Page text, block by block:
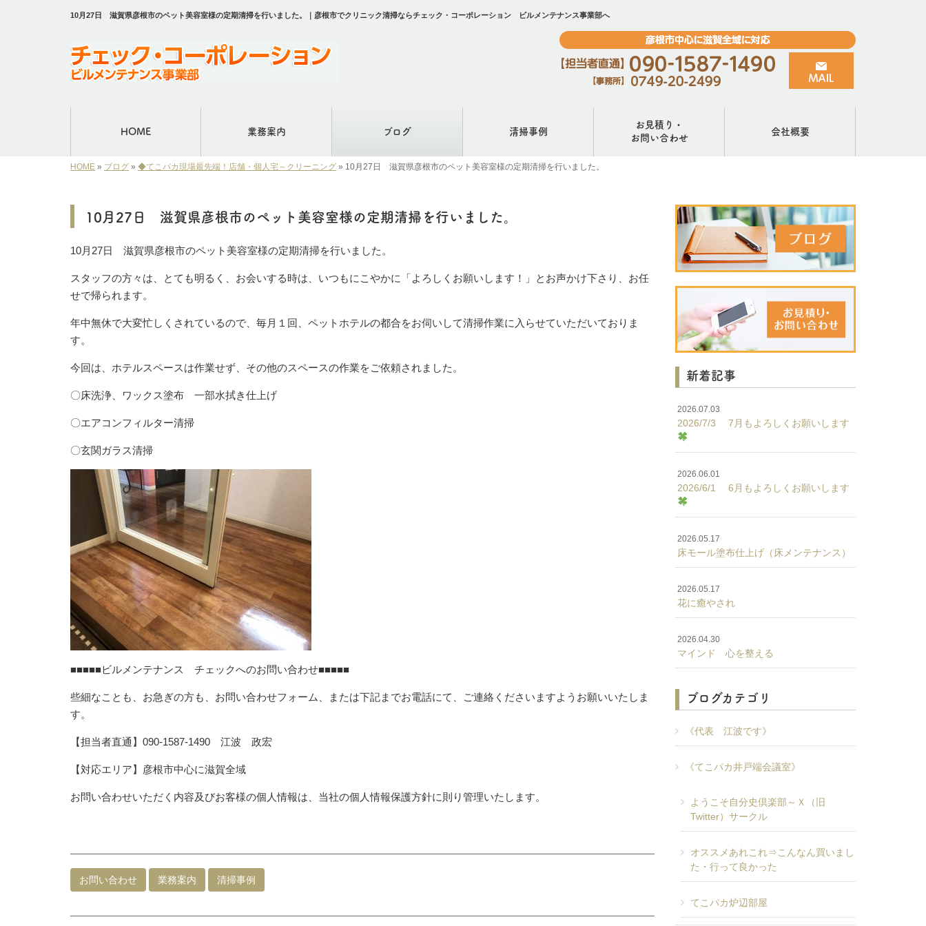
10月27日 滋賀県彦根市のペット美容室様の定期清掃を行いました。｜彦根市でクリニック清掃ならチェック・コーポレーション ビルメンテナンス事業部へ
HOME 業務案内 ブログ 清掃事例
お見積り・
お問い合わせ
会社概要
HOME » ブログ » ◆てこパカ現場最先端！店舗・個人宅～クリーニング » 10月27日 滋賀県彦根市のペット美容室様の定期清掃を行いました。
10月27日 滋賀県彦根市のペット美容室様の定期清掃を行いました。
10月27日 滋賀県彦根市のペット美容室様の定期清掃を行いました。
スタッフの方々は、とても明るく、お会いする時は、いつもにこやかに「よろしくお願いします！」とお声かけ下さり、お任
せで帰られます。
年中無休で大変忙しくされているので、毎月１回、ペットホテルの都合をお伺いして清掃作業に入らせていただいておりま
す。
今回は、ホテルスペースは作業せず、その他のスペースの作業をご依頼されました。
〇床洗浄、ワックス塗布 一部水拭き仕上げ
〇エアコンフィルター清掃
〇玄関ガラス清掃
■■■■■ビルメンテナンス チェックへのお問い合わせ■■■■■
些細なことも、お急ぎの方も、お問い合わせフォーム、または下記までお電話にて、ご連絡くださいますようお願いいたしま
す。
【担当者直通】090-1587-1490 江波 政宏
【対応エリア】彦根市中心に滋賀全域
お問い合わせいただく内容及びお客様の個人情報は、当社の個人情報保護方針に則り管理いたします。
お問い合わせ 業務案内 清掃事例
新着記事
2026.07.03
2026/7/3 7月もよろしくお願いします
2026.06.01
2026/6/1 6月もよろしくお願いします
2026.05.17
床モール塗布仕上げ（床メンテナンス）
2026.05.17
花に癒やされ
2026.04.30
マインド 心を整える
ブログカテゴリ
《代表 江波です》
《てこパカ井戸端会議室》
ようこそ自分史倶楽部～Ｘ（旧
Twitter）サークル
オススメあれこれ⇒こんなん買いまし
た・行って良かった
てこパカ炉辺部屋